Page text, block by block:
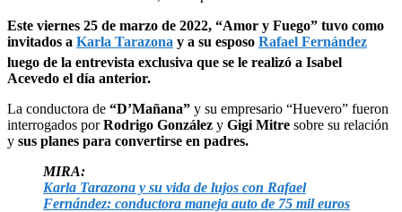
Este viernes 25 de marzo de 2022, “Amor y Fuego” tuvo como
invitados a Karla Tarazona y a su esposo Rafael Fernández
luego de la entrevista exclusiva que se le realizó a Isabel
Acevedo el día anterior.
La conductora de “D’Mañana” y su empresario “Huevero” fueron
interrogados porRodrigo González y Gigi Mitre sobre su relación
y sus planes para convertirse en padres.
MIRA:
Karla Tarazona y su vida de lujos con Rafael
Fernández: conductora maneja auto de 75 mil euros